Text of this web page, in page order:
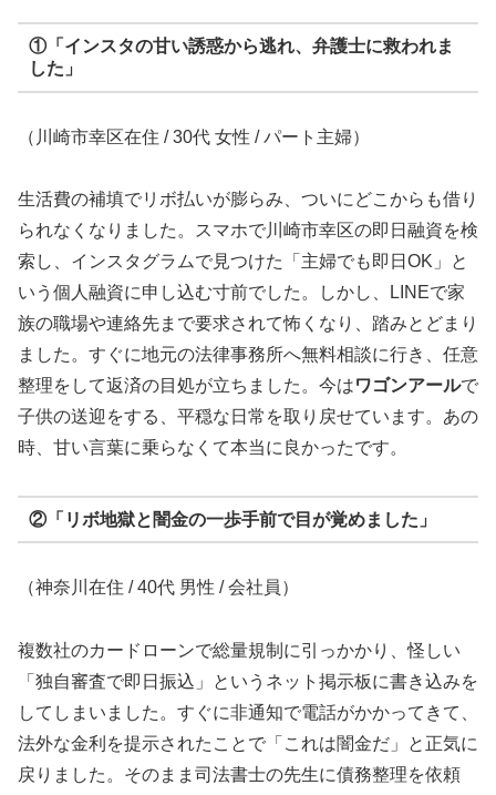
①「インスタの甘い誘惑から逃れ、弁護士に救われま
した」
（川崎市幸区在住 / 30代 女性 / パート主婦）
生活費の補填でリボ払いが膨らみ、ついにどこからも借り
られなくなりました。スマホで川崎市幸区の即日融資を検
索し、インスタグラムで見つけた「主婦でも即日OK」と
いう個人融資に申し込む寸前でした。しかし、LINEで家
族の職場や連絡先まで要求されて怖くなり、踏みとどまり
ました。すぐに地元の法律事務所へ無料相談に行き、任意
整理をして返済の目処が立ちました。今はワゴンアールで
子供の送迎をする、平穏な日常を取り戻せています。あの
時、甘い言葉に乗らなくて本当に良かったです。
②「リボ地獄と闇金の一歩手前で目が覚めました」
（神奈川在住 / 40代 男性 / 会社員）
複数社のカードローンで総量規制に引っかかり、怪しい
「独自審査で即日振込」というネット掲示板に書き込みを
してしまいました。すぐに非通知で電話がかかってきて、
法外な金利を提示されたことで「これは闇金だ」と正気に
戻りました。そのまま司法書士の先生に債務整理を依頼